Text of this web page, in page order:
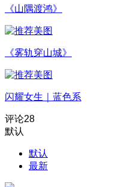
《山隅渡鸿》
《雾轨穿山城》
闪耀女生｜蓝色系
评论28
默认
默认
最新